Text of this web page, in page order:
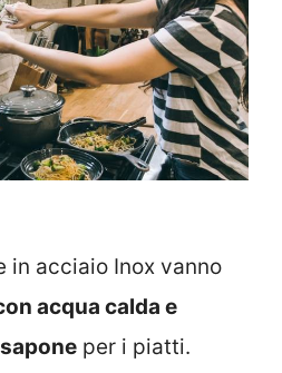
in acciaio Inox vanno
acqua calda e
per i piatti.